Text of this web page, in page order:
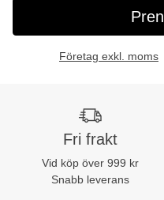
Företag exkl. moms
Fri frakt
Vid köp över 999 kr
Snabb leverans